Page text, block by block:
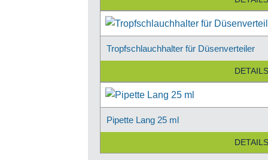
Tropfschlauchhalter für Düsenverteiler
DETAILS
Pipette Lang 25 ml
DETAILS